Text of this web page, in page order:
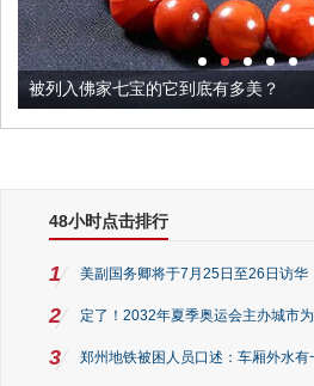
被列入佛家七宝的它到底有多美？
48小时点击排行
1 美副国务卿将于7月25日至26日访华
2 定了！2032年夏季奥运会主办城市
3 郑州地铁被困人员口述：车厢外水